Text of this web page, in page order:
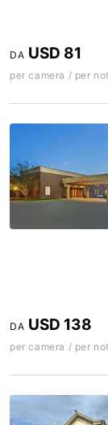
DA USD 81
per camera / per
DA USD 138
per camera / per